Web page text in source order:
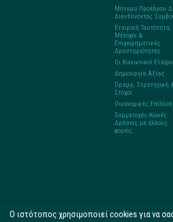
O ιστότοπος χρησιμοποιεί cookies για να
Μήνυμα Προέδρου
Διευθύνοντος
Εταιρική Ταυτότητα,
Μέτοχοι &
Επιχειρηματικές
Δραστηριότητες
Οι Κοινωνικοί
Δημιουργία Αξίας
Όραμα, Στρατηγική
Στόχοι
Οικονομικές
Συμμετοχές-Κοινές
Δράσεις με άλλους
φορείς